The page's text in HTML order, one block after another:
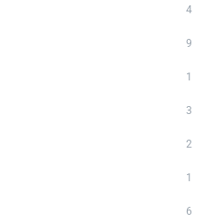
4
9
1
3
2
1
6